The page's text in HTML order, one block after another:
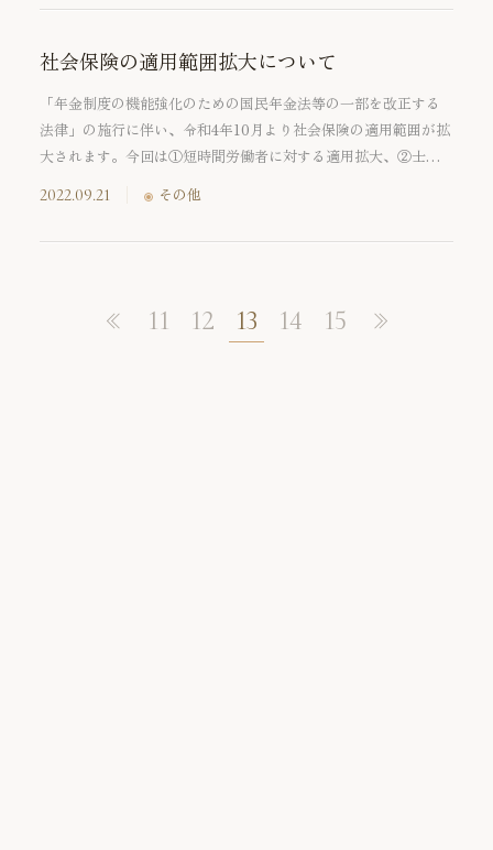
ています。そこで、今回は、インボイス制度導入後の免税事業
間中の仕入税額控除制限部分の会計税務の処理についてご紹介
いたします。
社会保険の適用範囲拡大について
2022.09.21 その他
「年金制度の機能強化のための国民年金法等の一部を改正する
法律」の施行に伴い、令和4年10月より社会保険の適用範囲が拡
大されます。今回は①短時間労働者に対する適用拡大、②士業
11 12 13 14 15